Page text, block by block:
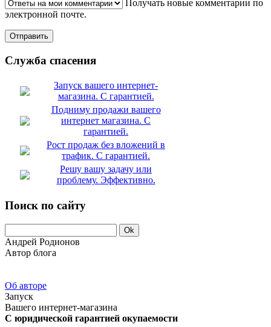
Получать новые комментарии по
электронной почте.
Служба спасения
Запуск вашего интернет-
магазина. С гарантией.
Подниму продажи вашего
интернет магазина. С
гарантией.
Рост продаж без вложений в
трафик. С гарантией.
Решу вашу задачу или
проблему. Эффективно.
Поиск по сайту
Андрей Родионов
Автор блога
Об авторе
Запуск
Вашего интернет-магазина
С юридической гарантией окупаемости